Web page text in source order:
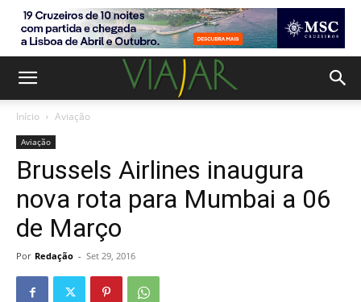
Início Aviação
Aviação
Brussels Airlines inaugura
nova rota para Mumbai a 06
de Março
Por Redação - Set 29, 2016